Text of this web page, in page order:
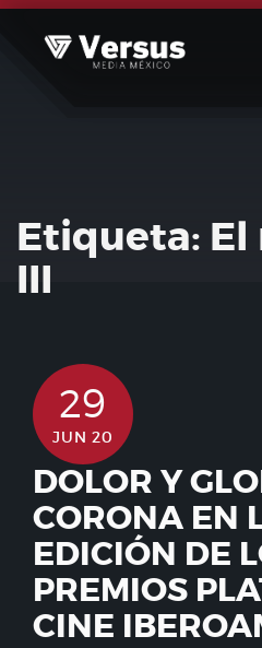
Skip
Etiqueta: El
III
29
JUN 20
DOLOR Y
CORONA EN
EDICIÓN DE
PREMIOS
CINE